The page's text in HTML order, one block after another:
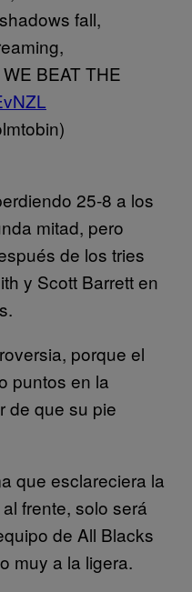
fall,
BEAT THE
25-8 a los
mitad, pero
de los tries
y Scott Barrett en
porque el
puntos en la
de que su pie
que esclareciera la
frente, solo será
de All Blacks
muy a la ligera.